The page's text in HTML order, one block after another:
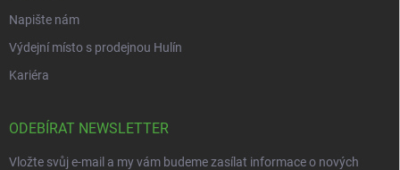
Napište nám
Výdejní místo s prodejnou Hulín
Kariéra
ODEBÍRAT NEWSLETTER
Vložte svůj e-mail a my vám budeme zasílat informace o nových